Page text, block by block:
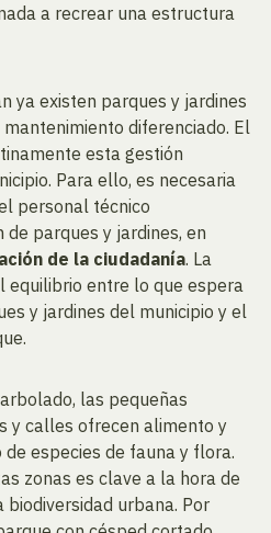
a recrear una estructura
ya existen parques y jardines
diferenciado. El
esta gestión
Para ello, es necesaria
personal técnico
parques y jardines, en
de la ciudadanía. La
equilibrio entre lo que espera
y jardines del municipio y el
las pequeñas
y calles ofrecen alimento y
especies de fauna y flora.
zonas es clave a la hora de
urbana. Por